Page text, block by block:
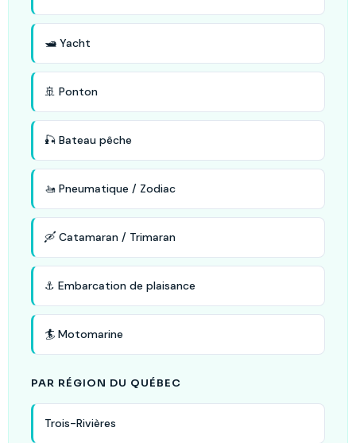
🛥️ Yacht
🚢 Ponton
🎣 Bateau pêche
🚤 Pneumatique / Zodiac
🛶 Catamaran / Trimaran
⚓ Embarcation de plaisance
🏄 Motomarine
PAR RÉGION DU QUÉBEC
Trois-Rivières